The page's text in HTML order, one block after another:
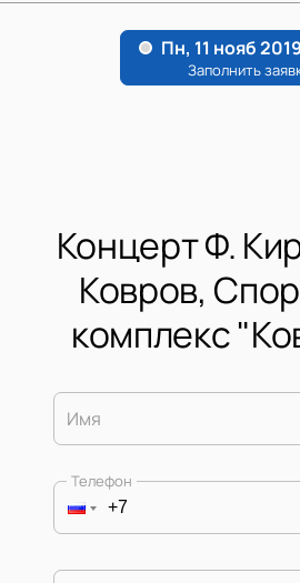
Концерт Ф.
Ковров,
комплекс
Имя
Телефон